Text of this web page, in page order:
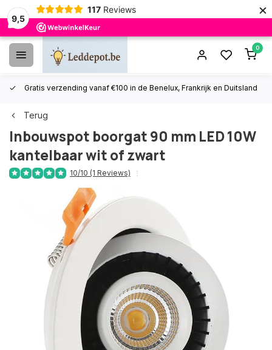
9,5
117 Reviews ×
0
Gratis verzending vanaf €100 in de Benelux, Frankrijk en Duitsland
Terug
Inbouwspot boorgat 90 mm LED 10W
kantelbaar wit of zwart
10/10 (1 Reviews)